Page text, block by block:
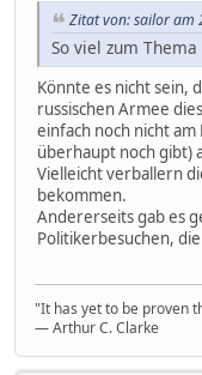
Zitat von: sailor am
So viel zum
Könnte es nicht sein,
russischen Armee
einfach noch nicht
überhaupt noch gibt)
Vielleicht verballern
bekommen.
Andererseits gab es
Politikerbesuchen,
"It has yet to be proven
― Arthur C. Clarke